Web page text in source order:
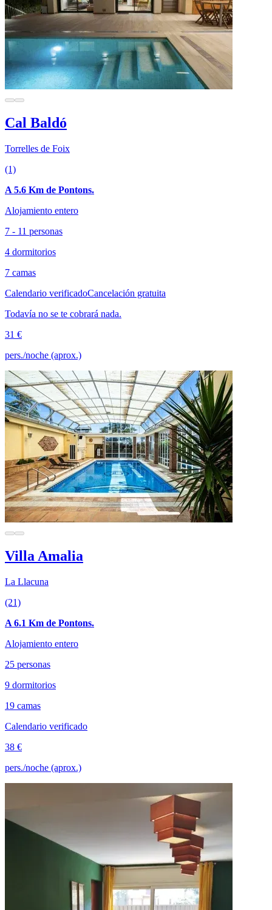
Cal Baldó
Torrelles de Foix
(1)
A 5.6 Km de Pontons.
Alojamiento entero
7 - 11 personas
4 dormitorios
7 camas
Calendario verificadoCancelación gratuita
Todavía no se te cobrará nada.
31 €
pers./noche (aprox.)
Villa Amalia
La Llacuna
(21)
A 6.1 Km de Pontons.
Alojamiento entero
25 personas
9 dormitorios
19 camas
Calendario verificado
38 €
pers./noche (aprox.)